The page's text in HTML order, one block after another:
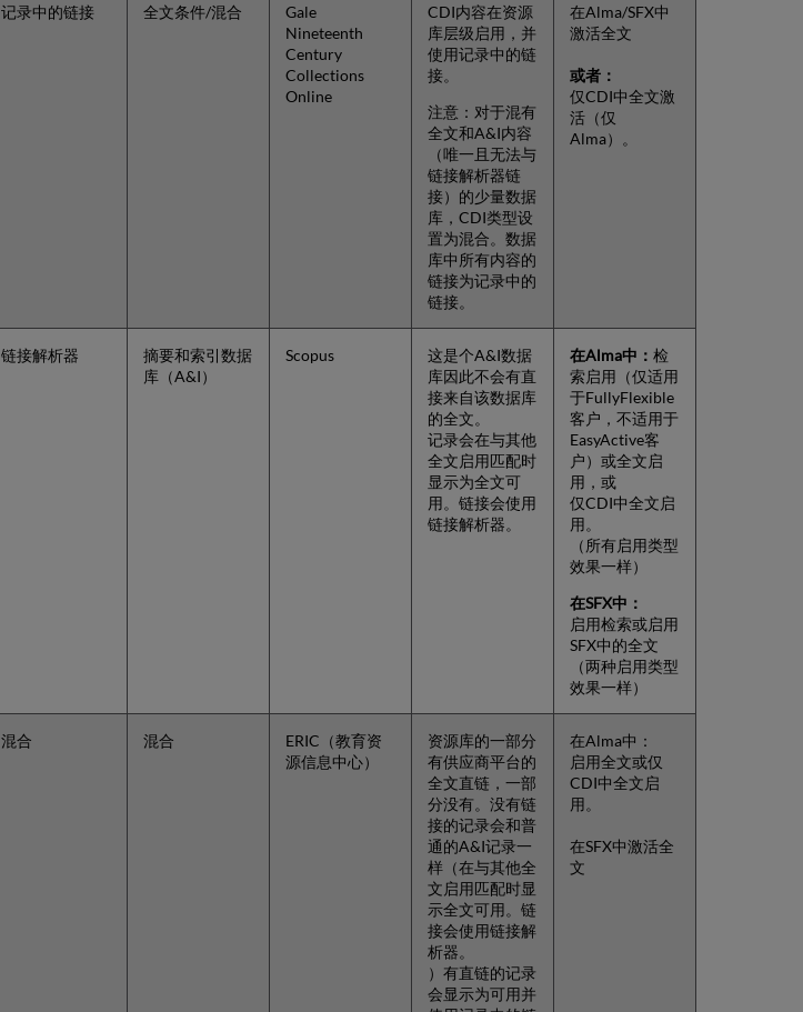
记录中的链接 全文条件/混合
Gale
Nineteenth
Century
Collections
Online
CDI内容在资源
库层级启用，并
使用记录中的链
接。
注意：对于混有
全文和A&I内容
（唯一且无法与
链接解析器链
接）的少量数据
库，CDI类型设
置为混合。数据
库中所有内容的
链接为记录中的
链接。
在Alma/SFX中
激活全文
或者：
仅CDI中全文激
活（仅
Alma）。
链接解析器
摘要和索引数据
库（A&I）
Scopus
这是个A&I数据
库因此不会有直
接来自该数据库
的全文。
记录会在与其他
全文启用匹配时
显示为全文可
用。链接会使用
链接解析器。
在Alma中：检
索启用（仅适用
于FullyFlexible
客户，不适用于
EasyActive客
户）或全文启
用，或
仅CDI中全文启
用。
（所有启用类型
效果一样）
在SFX中：
启用检索或启用
SFX中的全文
（两种启用类型
效果一样）
混合 混合
ERIC（教育资
源信息中心）
资源库的一部分
有供应商平台的
全文直链，一部
分没有。没有链
接的记录会和普
通的A&I记录一
样（在与其他全
文启用匹配时显
示全文可用。链
接会使用链接解
析器。
）有直链的记录
会显示为可用并
在Alma中：
启用全文或仅
CDI中全文启
用。
在SFX中激活全
文